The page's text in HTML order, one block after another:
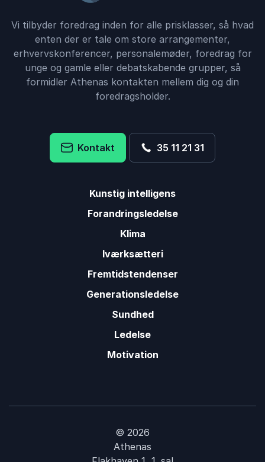
Vi tilbyder foredrag inden for alle prisklasser, så hvad
enten der er tale om store arrangementer,
erhvervskonferencer, personalemøder, foredrag for
unge og gamle eller debatskabende grupper, så
formidler Athenas kontakten mellem dig og din
foredragsholder.
Kontakt 35 11 21 31
Kunstig intelligens
Forandringsledelse
Klima
Iværksætteri
Fremtidstendenser
Generationsledelse
Sundhed
Ledelse
Motivation
© 2026
Athenas